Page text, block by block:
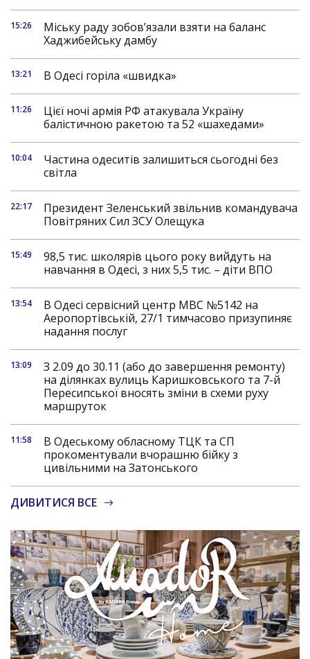
15:26
Міську раду зобов’язали взяти на баланс
Хаджибейську дамбу
13:21 В Одесі горіла «швидка»
11:26
Цієї ночі армія РФ атакувала Україну
балістичною ракетою та 52 «шахедами»
10:04
Частина одеситів залишиться сьогодні без
світла
22:17
Президент Зеленський звільнив командувача
Повітряних Сил ЗСУ Олещука
15:49
98,5 тис. школярів цього року вийдуть на
навчання в Одесі, з них 5,5 тис. – діти ВПО
13:54
В Одесі сервісний центр МВС №5142 на
Аеропортівській, 27/1 тимчасово призупиняє
надання послуг
13:09
З 2.09 до 30.11 (або до завершення ремонту)
на ділянках вулиць Каришковського та 7-й
Пересипської вносять зміни в схеми руху
маршруток
11:58
В Одеському обласному ТЦК та СП
прокоментували вчорашню бійку з
цивільними на Затонського
ДИВИТИСЯ ВСЕ